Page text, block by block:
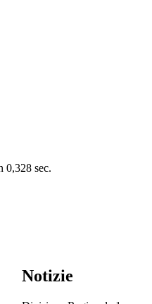
0,328 sec.
Notizie